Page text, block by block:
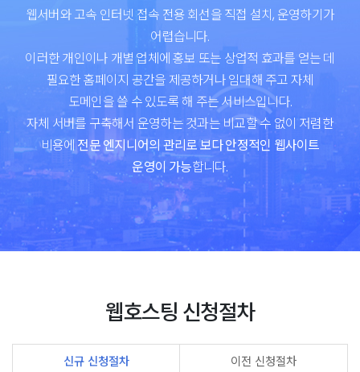
웹서버와 고속 인터넷 접속 전용 회선을 직접 설치, 운영하기가
어렵습니다.
이러한 개인이나 개별 업체에 홍보 또는 상업적 효과를 얻는 데
필요한 홈페이지 공간을 제공하거나 임대해 주고자체
도메인을 쓸 수 있도록 해 주는 서비스입니다.
자체 서버를 구축해서 운영하는 것과는 비교할 수 없이 저렴한
비용에전문 엔지니어의 관리로 보다 안정적인 웹사이트
운영이 가능합니다.
웹호스팅 신청절차
신규 신청절차 이전 신청절차